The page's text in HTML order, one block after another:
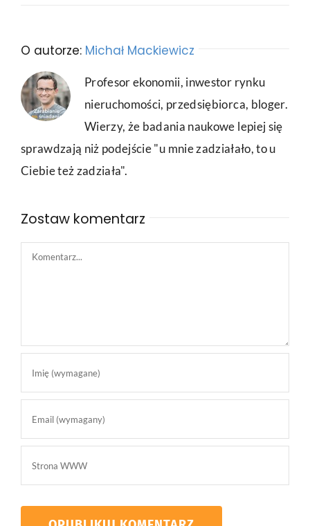
O autorze: Michał Mackiewicz
Profesor ekonomii, inwestor rynku
nieruchomości, przedsiębiorca, bloger.
Wierzy, że badania naukowe lepiej się
sprawdzają niż podejście "u mnie zadziałało, to u
Ciebie też zadziała".
Zostaw komentarz
Comment